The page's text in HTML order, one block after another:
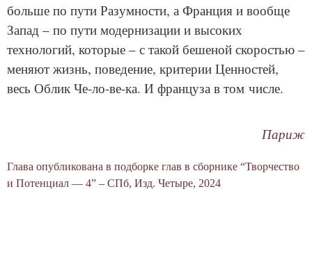
больше по пути Разумности, а Франция и вообще
Запад – по пути модернизации и высоких
технологий, которые – с такой бешеной скоростью –
меняют жизнь, поведение, критерии Ценностей,
весь Облик Че-ло-ве-ка. И француза в том числе.
Париж
Глава опубликована в подборке глав в сборнике “Творчество
и Потенциал — 4” – СПб, Изд. Четыре, 2024